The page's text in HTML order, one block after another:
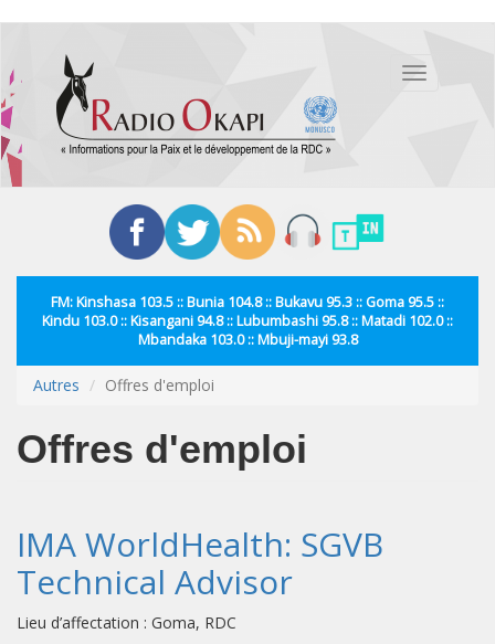
contenu
principal
Toggle
FM: Kinshasa 103.5 :: Bunia 104.8 :: Bukavu 95.3 :: Goma 95.5 ::
Kindu 103.0 :: Kisangani 94.8 :: Lubumbashi 95.8 :: Matadi 102.0 ::
Mbandaka 103.0 :: Mbuji-mayi 93.8
Autres Offres d'emploi
Offres d'emploi
IMA WorldHealth: SGVB
Technical Advisor
Lieu d’affectation : Goma, RDC